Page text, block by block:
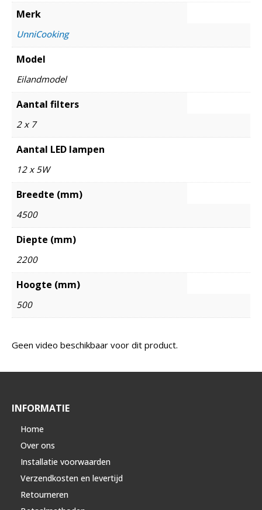
Merk
UnniCooking
Model
Eilandmodel
Aantal filters
2 x 7
Aantal LED lampen
12 x 5W
Breedte (mm)
4500
Diepte (mm)
2200
Hoogte (mm)
500
Geen video beschikbaar voor dit product.
INFORMATIE
Home
Over ons
Installatie voorwaarden
Verzendkosten en levertijd
Retourneren